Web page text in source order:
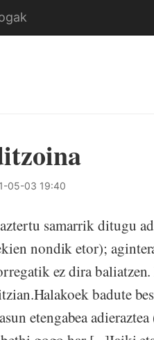
05-03 19:40
samarrik ditugu
nondik etor);
ez dira
badute
etengabea